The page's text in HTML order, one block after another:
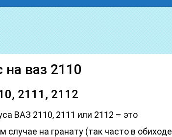
ваз 2110
2111, 2112
ВАЗ 2110, 2111 или 2112 – это
на гранату (так часто в обиходе